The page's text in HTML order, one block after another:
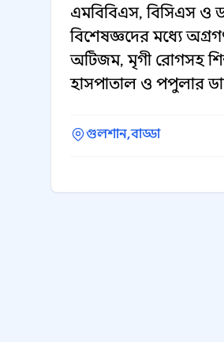
এমবিবিএস, বিসিএস ও
বিশেষজ্ঞদের মধ্যে
অটিজম, মৃগী রোগসহ
হাসপাতাল ও পপুলার
গুলশান,বাড্ডা